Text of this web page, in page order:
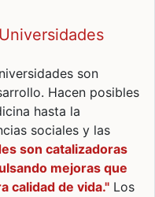
son
Hacen posibles
hasta la
sociales y las
son catalizadoras
mejoras que
calidad de vida." Los